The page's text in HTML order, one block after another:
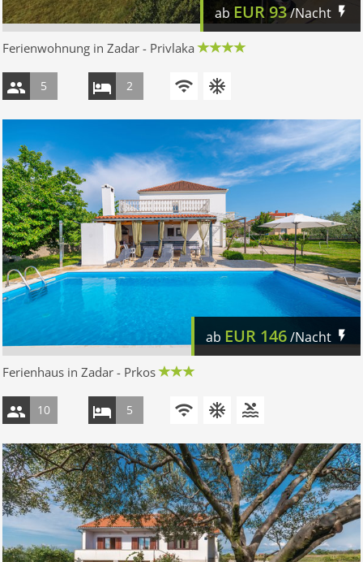
ab EUR93/Nacht
Ferienwohnung in Zadar - Privlaka
5 2
ab EUR 146/Nacht
Ferienhaus in Zadar - Prkos
10 5